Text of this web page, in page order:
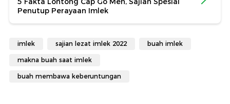
Penutup Perayaan Imlek
imlek sajian lezat imlek 2022 buah imlek
makna buah saat imlek
buah membawa keberuntungan